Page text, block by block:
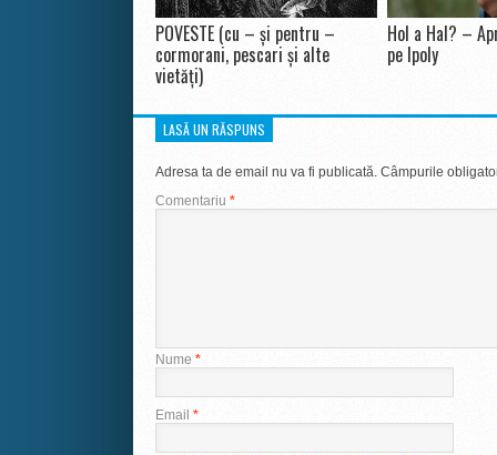
POVESTE (cu – și pentru –
cormorani, pescari și alte
vietăți)
Hol a Hal? –
pe Ipoly
LASĂ UN RĂSPUNS
Adresa ta de email nu va fi publicată. Câmpurile
Comentariu *
Nume *
Email *